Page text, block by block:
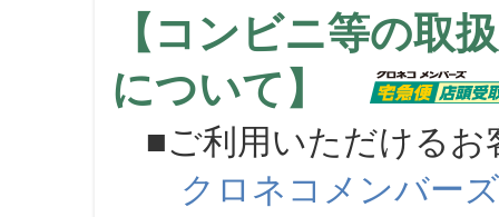
【コンビニ等の取
について】
■ご利用いただけるお
クロネコメンバーズ